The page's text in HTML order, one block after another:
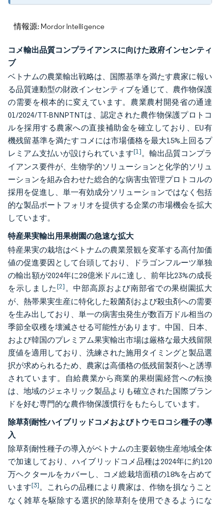
情報源: Mordor Intelligence
コメ輸出品質コンプライアンスに向けた政府インセンティ
ブ
ベトナムの農業輸出戦略は、国際基準を満たす農家に報い
る品質連動型の財政インセンティブを通じて、農作物保護
の需要を根本的に変えています。農業農村開発省の通達
01/2024/TT-BNNPTNTは、認定された農作物保護プロトコ
ルを採用する農家への直接補助金を確立しており、EU有
機残留基準を満たすコメには市場価格を最大15%上回るプ
レミアム支払いが設けられています[1]。輸出品質コンプラ
イアンス要件が、生物学的ソリューションと化学的ソリュ
ーションを組み合わせた総合的な病害虫管理プロトコルの
採用を促進し、単一有効成分ソリューションではなく包括
的な製品ポートフォリオを提供する企業の市場機会を拡大
しています。
特産果実輸出用果樹園の急速な拡大
特産果実の栽培はベトナムの農業景観を変革する高付加価
値の促進要因として台頭しており、ドラゴンフルーツ単独
の輸出額が2024年に28億米ドルに達し、前年比23%の成長
を示しました[2]。中部高原および南部省での果樹園拡大
が、熱帯果実生産に特化した殺菌剤および殺虫剤への需要
を生み出しており、単一の病害虫発生が数百万ドル相当の
季節全収穫を壊滅させる可能性があります。中国、日本、
および韓国のプレミアム果実輸出市場は厳格な最大残留限
度値を適用しており、洗練された施用タイミングと製品選
択が求められるため、農家は高価格の低残留製剤へと誘導
されています。自給農業から商業的果樹園経営への転換
は、地域のジェネリック製品よりも確立された国際ブラン
ドを好む専門的な農作物保護慣行をもたらしています。
除草剤耐性ハイブリッドコメおよびトウモロコシ種子の導
入
除草剤耐性種子の導入がベトナムの主要穀物生産地域全体
で加速しており、ハイブリッドコメ品種は2024年に約120
万ヘクタールをカバーし、コメ総栽培面積の18%を占めて
います[3]。これらの品種により農家は、作物を損なうこと
なく雑草を駆除する選択的除草剤を使用できるようにな